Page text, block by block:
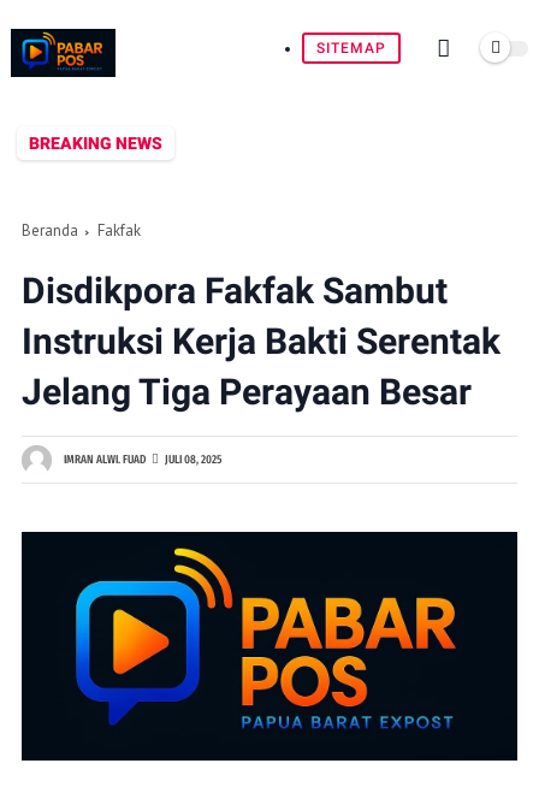
SITEMAP
BREAKING NEWS
Beranda Fakfak
Disdikpora Fakfak Sambut
Instruksi Kerja Bakti Serentak
Jelang Tiga Perayaan Besar
IMRAN ALWI. FUAD JULI 08, 2025